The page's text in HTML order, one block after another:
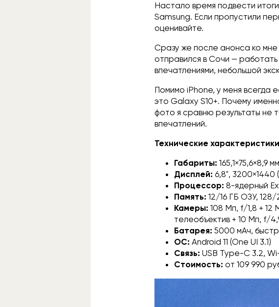
Настало время подвести
Samsung. Если пропустили
оценивайте.
Сразу же после анонса ко
отправился в Сочи —
впечатлениями, небольшой
Помимо iPhone, у меня всегда
это Galaxy S10+. Почему
фото я сравню результаты не
впечатлений.
Технические
Габариты: 165,1×75,6×8,9
Дисплей:6,8", 3200×1440
Процессор:8-ядерный
Память:12/16 ГБ ОЗУ,
Камеры:108 Мп, f/1,8 +
телеобъектив + 10 Мп, f/
Батарея: 5000 мАч,
ОС:Android 11 (One UI 3.1)
Связь: USB Type-C 3.2,
Стоимость: от 109 990